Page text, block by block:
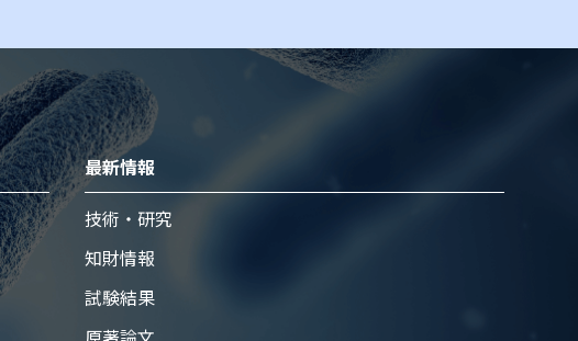
最新情報
技術・研究
知財情報
試験結果